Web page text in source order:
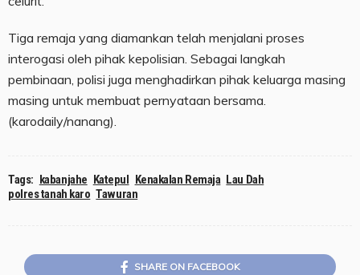
Tiga remaja yang diamankan telah menjalani proses
interogasi oleh pihak kepolisian. Sebagai langkah
pembinaan, polisi juga menghadirkan pihak keluarga masing
masing untuk membuat pernyataan bersama.
(karodaily/nanang).
Tags: kabanjahe Katepul Kenakalan Remaja Lau Dah
polres tanah karo Tawuran
SHARE ON FACEBOOK